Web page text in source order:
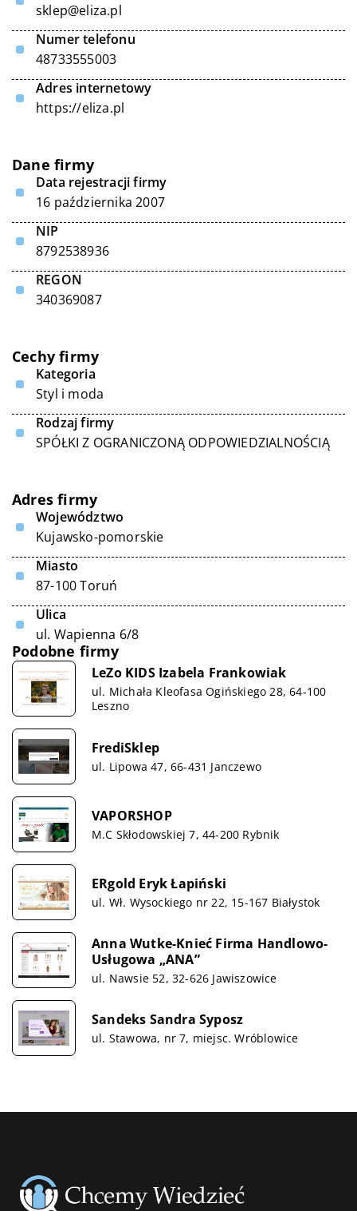
sklep@eliza.pl
Numer telefonu
48733555003
Adres internetowy
https://eliza.pl
Dane firmy
Data rejestracji firmy
16 października 2007
NIP
8792538936
REGON
340369087
Cechy firmy
Kategoria
Styl i moda
Rodzaj firmy
SPÓŁKI Z OGRANICZONĄ ODPOWIEDZIALNOŚCIĄ
Adres firmy
Województwo
Kujawsko-pomorskie
Miasto
87-100 Toruń
Ulica
ul. Wapienna 6/8
Podobne firmy
LeZo KIDS Izabela Frankowiak
ul. Michała Kleofasa Ogińskiego 28, 64-100
Leszno
FrediSklep
ul. Lipowa 47, 66-431 Janczewo
VAPORSHOP
M.C Skłodowskiej 7, 44-200 Rybnik
ERgold Eryk Łapiński
ul. Wł. Wysockiego nr 22, 15-167 Białystok
Anna Wutke-Knieć Firma Handlowo-
Usługowa „ANA”
ul. Nawsie 52, 32-626 Jawiszowice
Sandeks Sandra Syposz
ul. Stawowa, nr 7, miejsc. Wróblowice